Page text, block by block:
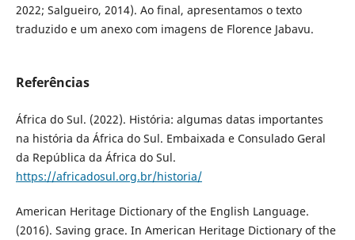
2022; Salgueiro, 2014). Ao final, apresentamos o texto
traduzido e um anexo com imagens de Florence Jabavu.
Referências
África do Sul. (2022). História: algumas datas importantes
na história da África do Sul. Embaixada e Consulado Geral
da República da África do Sul.
https://africadosul.org.br/historia/
American Heritage Dictionary of the English Language.
(2016). Saving grace. In American Heritage Dictionary of the